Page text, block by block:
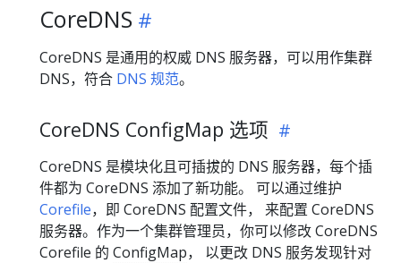
CoreDNS
CoreDNS 是通用的权威 DNS 服务器，可以用作集群
DNS，符合 DNS 规范。
CoreDNS ConfigMap 选项
CoreDNS 是模块化且可插拔的 DNS 服务器，每个插
件都为 CoreDNS 添加了新功能。 可以通过维护
Corefile，即 CoreDNS 配置文件， 来配置 CoreDNS
服务器。作为一个集群管理员，你可以修改 CoreDNS
Corefile 的 ConfigMap， 以更改 DNS 服务发现针对